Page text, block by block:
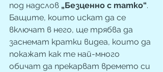
под надслов „Безценно с татко“.
Бащите, които искат да се
включат в него, ще трябва да
заснемат кратки видеа, които да
покажат как те най-много
обичат да прекарват времето си